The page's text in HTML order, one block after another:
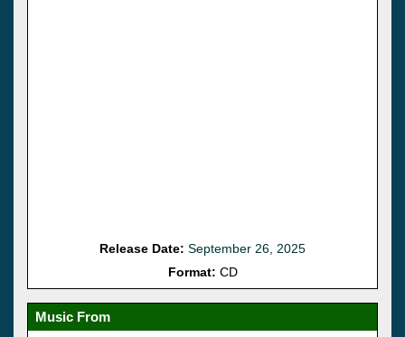
Release Date: September 26, 2025
Format: CD
Music From